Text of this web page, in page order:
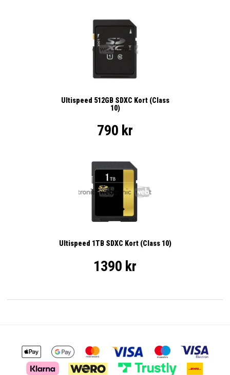
Ultispeed 512GB SDXC Kort (Class
10)
790 kr
Ultispeed 1TB SDXC Kort (Class 10)
1390 kr